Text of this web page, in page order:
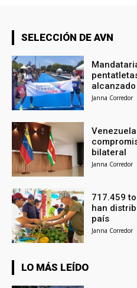
SELECCIÓN DE AVN
Janna Corredor
bilateral
Janna Corredor
717.459
han
país
Janna Corredor
LO MÁS LEÍDO